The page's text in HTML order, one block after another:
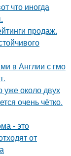
что иногда
продаж.
в Англии с гмо
уже около двух
очень чётко.
- это
от